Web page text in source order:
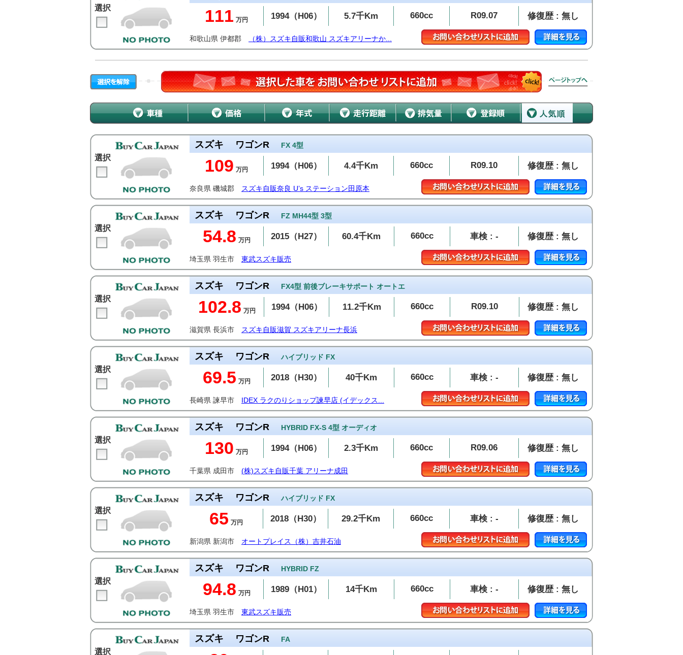
選択 111 万円 1994（H06） 5.7千Km 660cc R09.07 修復歴 : 無し
和歌山県 伊都郡 （株）スズキ自販和歌山 スズキアリーナか...
選択
スズキ ワゴンR FX 4型
109 万円 1994（H06） 4.4千Km 660cc R09.10 修復歴 : 無し
奈良県 磯城郡 スズキ自販奈良 U’s ステーション田原本
選択
スズキ ワゴンR FZ MH44型 3型
54.8 万円 2015（H27） 60.4千Km 660cc 車検 : - 修復歴 : 無し
埼玉県 羽生市 東武スズキ販売
選択
スズキ ワゴンR FX4型 前後ブレーキサポート オートエ
102.8 万円 1994（H06） 11.2千Km 660cc R09.10 修復歴 : 無し
滋賀県 長浜市 スズキ自販滋賀 スズキアリーナ長浜
選択
スズキ ワゴンR ハイブリッド FX
69.5 万円 2018（H30） 40千Km 660cc 車検 : - 修復歴 : 無し
長崎県 諫早市 IDEX ラクのりショップ諫早店 (イデックス...
選択
スズキ ワゴンR HYBRID FX-S 4型 オーディオ
130 万円 1994（H06） 2.3千Km 660cc R09.06 修復歴 : 無し
千葉県 成田市 (株)スズキ自販千葉 アリーナ成田
選択
スズキ ワゴンR ハイブリッド FX
65 万円 2018（H30） 29.2千Km 660cc 車検 : - 修復歴 : 無し
新潟県 新潟市 オートプレイス（株）吉井石油
選択
スズキ ワゴンR HYBRID FZ
94.8 万円 1989（H01） 14千Km 660cc 車検 : - 修復歴 : 無し
埼玉県 羽生市 東武スズキ販売
選択
スズキ ワゴンR FA